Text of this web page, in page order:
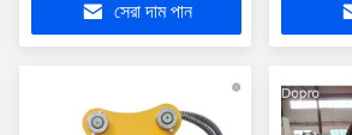
সেরা দাম পান